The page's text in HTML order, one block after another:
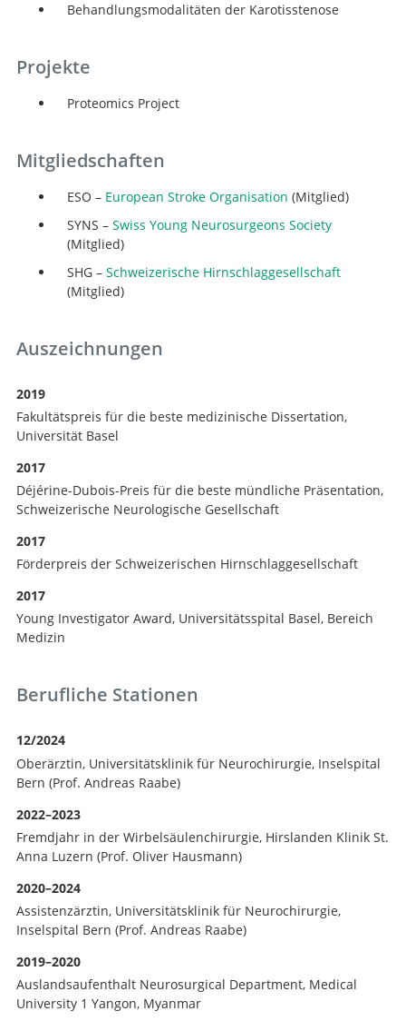
Behandlungsmodalitäten der Karotisstenose
Projekte
Proteomics Project
Mitgliedschaften
ESO – European Stroke Organisation (Mitglied)
SYNS – Swiss Young Neurosurgeons Society
(Mitglied)
SHG – Schweizerische Hirnschlaggesellschaft
(Mitglied)
Auszeichnungen
2019
Fakultätspreis für die beste medizinische Dissertation,
Universität Basel
2017
Déjérine-Dubois-Preis für die beste mündliche Präsentation,
Schweizerische Neurologische Gesellschaft
2017
Förderpreis der Schweizerischen Hirnschlaggesellschaft
2017
Young Investigator Award, Universitätsspital Basel, Bereich
Medizin
Berufliche Stationen
12/2024
Oberärztin, Universitätsklinik für Neurochirurgie, Inselspital
Bern (Prof. Andreas Raabe)
2022–2023
Fremdjahr in der Wirbelsäulenchirurgie, Hirslanden Klinik St.
Anna Luzern (Prof. Oliver Hausmann)
2020–2024
Assistenzärztin, Universitätsklinik für Neurochirurgie,
Inselspital Bern (Prof. Andreas Raabe)
2019–2020
Auslandsaufenthalt Neurosurgical Department, Medical
University 1 Yangon, Myanmar